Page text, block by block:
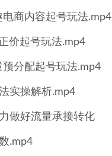
商内容起号玩法.mp4
价起号玩法.mp4
分配起号玩法.mp4
实操解析.mp4
做好流量承接转化
.mp4